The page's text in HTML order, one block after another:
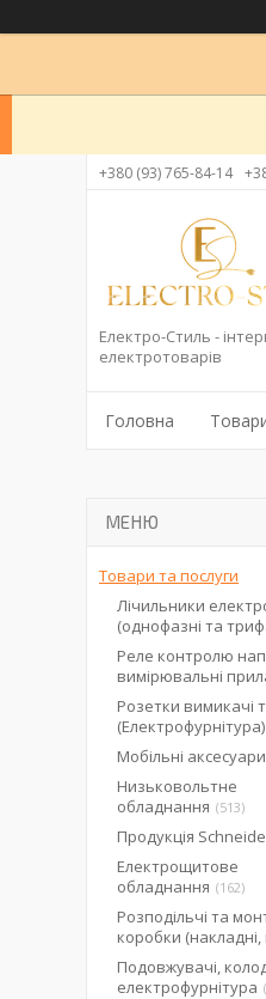
+380 (93) 765-84-14
Електро-Стиль -
електротоварів
Головна
Товари та послуги
Лічильники
(однофазні та
Реле контролю
вимірювальні
Розетки вимикачі
(Електрофурнітура)
Мобільні аксесуари
Низьковольтне
обладнання
513
Продукція
Електрощитове
обладнання
162
Розподільчі та
коробки (накладні,
Подовжувачі,
електрофурнітура